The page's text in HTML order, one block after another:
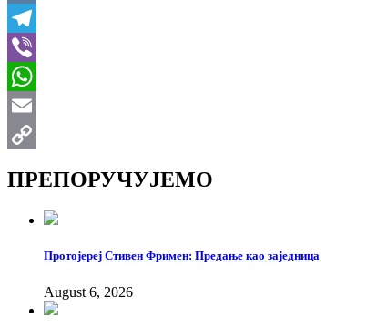
VK
Telegram
Viber
WhatsApp
Email
ПРЕПОРУЧУЈЕМО
Протојереј Стивен Фримен: Предање као заједница
August 6, 2026